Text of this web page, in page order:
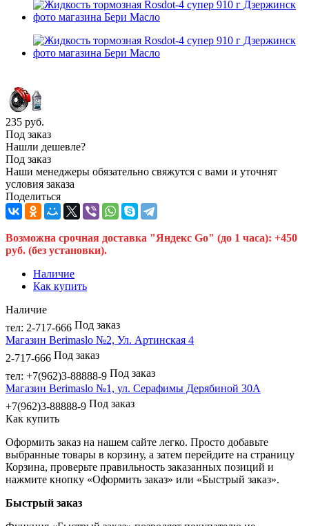
235 руб.
Под заказ
Нашли дешевле?
Под заказ
Наши менеджеры обязательно свяжутся с вами и уточнят
условия заказа
Поделиться
Возможна срочная доставка "Яндекс Go" (до 1 часа): +450
руб. (без установки).
Наличие
Как купить
Наличие
тел: 2-717-666 Под заказ
Магазин Berimaslo №2, Ул. Артинская 4
2-717-666 Под заказ
тел: +7(962)3-88888-9 Под заказ
Магазин Berimaslo №1, ул. Серафимы Дерябиной 30А
+7(962)3-88888-9 Под заказ
Как купить
Оформить заказ на нашем сайте легко. Просто добавьте
выбранные товары в корзину, а затем перейдите на страницу
Корзина, проверьте правильность заказанных позиций и
нажмите кнопку «Оформить заказ» или «Быстрый заказ».
Быстрый заказ